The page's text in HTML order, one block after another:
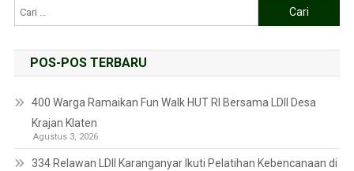
POS-POS TERBARU
400 Warga Ramaikan Fun Walk HUT RI Bersama LDII Desa
Krajan Klaten
Agustus 3, 2026
334 Relawan LDII Karanganyar Ikuti Pelatihan Kebencanaan di